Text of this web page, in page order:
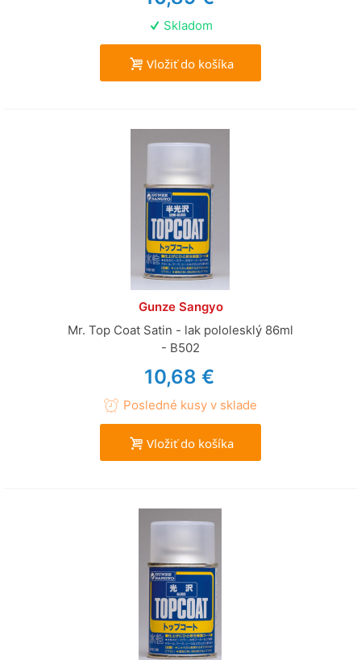
Skladom
Vložiť do košíka
Gunze Sangyo
Mr. Top Coat Satin - lak pololesklý 86ml
- B502
10,68 €
Posledné kusy v sklade
Vložiť do košíka